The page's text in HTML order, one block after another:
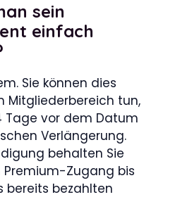
sein
einfach
Sie können dies
Mitgliederbereich tun,
Tage vor dem Datum
Verlängerung.
behalten Sie
Zugang bis
bereits bezahlten